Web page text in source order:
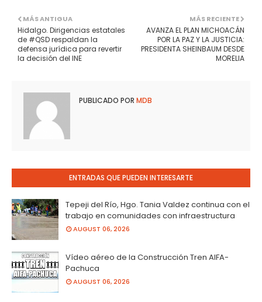
MÁS RECIENTE
AVANZA EL PLAN MICHOACÁN
POR LA PAZ Y LA JUSTICIA:
PRESIDENTA SHEINBAUM DESDE
MORELIA
MÁS ANTIGUA
Hidalgo. Dirigencias estatales
de #QSD respaldan la
defensa jurídica para revertir
la decisión del INE
PUBLICADO POR MDB
ENTRADAS QUE PUEDEN INTERESARTE
Tepeji del Río, Hgo. Tania Valdez continua con el
trabajo en comunidades con infraestructura
AUGUST 06, 2026
Vídeo aéreo de la Construcción Tren AIFA-
Pachuca
AUGUST 06, 2026